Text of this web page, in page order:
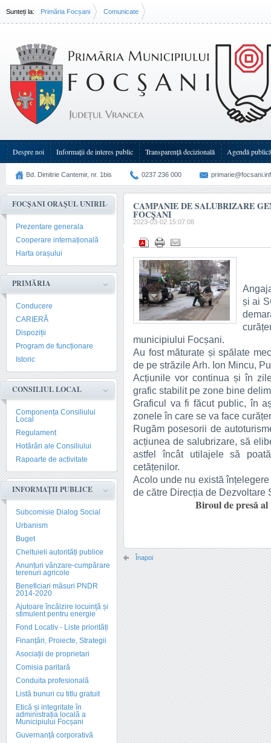
Sunteți la: Primăria Focșani Comunicate
Despre noi Informații de interes public Transparenţă decizională Agendă publică
Bd. Dimitrie Cantemir, nr. 1bis 0237 236 000
FOCȘANI ORAȘUL UNIRII
Prezentare generala
Cooperare internațională
Harta orașului
PRIMĂRIA
Conducere
CARIERĂ
Dispoziții
Program de funcționare
Istoric
CONSILIUL LOCAL
Componența Consiliului
Local
Regulament
Hotărâri ale Consiliului
Rapoarte de activitate
INFORMAȚII PUBLICE
Subcomisie Dialog Social
Urbanism
Buget
Cheltuieli autorități publice
Anunțuri vânzare-cumpărare
terenuri agricole
Beneficiari măsuri PNDR
2014-2020
Ajutoare încălzire locuință și
stimulent pentru energie
Fond Locativ - Liste priorități
Finanțări, Proiecte, Strategii
Asociații de proprietari
Comisia paritară
Conduita profesională
Listă bunuri cu titlu gratuit
Etică și integritate în
administrația locală a
Municipiului Focșani
Guvernanță corporativă
CAMPANIE DE SALUBRIZARE
FOCȘANI
2023-03-02 15:07:08
și ai
municipiului Focșani.
Au fost măturate și spălate
de pe străzile Arh. Ion Mincu,
Acțiunile vor continua și în
grafic stabilit pe zone bine
Graficul va fi făcut public, în
zonele în care se va face
Rugăm posesorii de
acțiunea de salubrizare, să
astfel încât utilajele să
cetățenilor.
Acolo unde nu există
de către Direcția de Dezvoltare
Biroul de presă
Înapoi